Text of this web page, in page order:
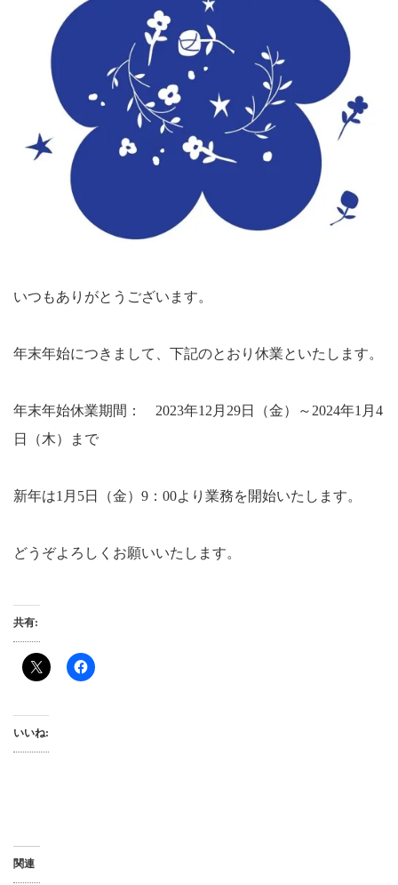
いつもありがとうございます。
年末年始につきまして、下記のとおり休業といたします。
年末年始休業期間： 2023年12月29日（金）～2024年1月4
日（木）まで
新年は1月5日（金）9：00より業務を開始いたします。
どうぞよろしくお願いいたします。
共有:
いいね:
関連